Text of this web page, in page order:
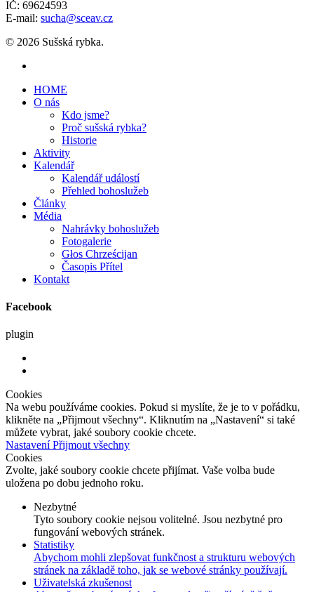
IČ: 69624593
E-mail: sucha@sceav.cz
© 2026 Sušská rybka.
HOME
O nás
Kdo jsme?
Proč sušská rybka?
Historie
Aktivity
Kalendář
Kalendář událostí
Přehled bohoslužeb
Články
Média
Nahrávky bohoslužeb
Fotogalerie
Głos Chrześcijan
Časopis Přítel
Kontakt
Facebook
plugin
Cookies
Na webu používáme cookies. Pokud si myslíte, že je to v pořádku,
klikněte na „Přijmout všechny“. Kliknutím na „Nastavení“ si také
můžete vybrat, jaké soubory cookie chcete.
NastaveníPřijmout všechny
Cookies
Zvolte, jaké soubory cookie chcete přijímat. Vaše volba bude
uložena po dobu jednoho roku.
Nezbytné
Tyto soubory cookie nejsou volitelné. Jsou nezbytné pro
fungování webových stránek.
Statistiky
Abychom mohli zlepšovat funkčnost a strukturu webových
stránek na základě toho, jak se webové stránky používají.
Uživatelská zkušenost